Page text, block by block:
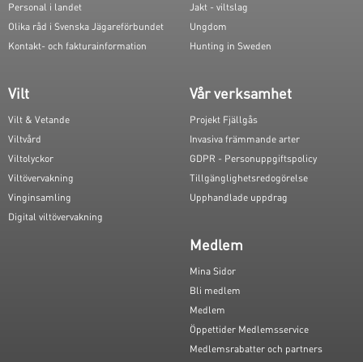
Personal i landet
Olika råd i Svenska Jägareförbundet
Kontakt- och fakturainformation
Jakt - viltslag
Ungdom
Hunting in Sweden
Vilt
Vilt & Vetande
Viltvård
Viltolyckor
Viltövervakning
Vinginsamling
Digital viltövervakning
Vår verksamhet
Projekt Fjällgås
Invasiva främmande arter
GDPR - Personuppgiftspolicy
Tillgänglighetsredogörelse
Upphandlade uppdrag
Medlem
Mina Sidor
Bli medlem
Medlem
Öppettider Medlemsservice
Medlemsrabatter och partners